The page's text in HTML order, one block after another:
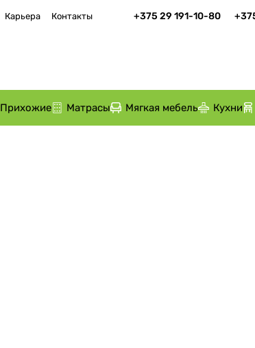
Карьера Контакты +375 29 191-10-80
Прихожие Матрасы Мягкая мебель Кухни